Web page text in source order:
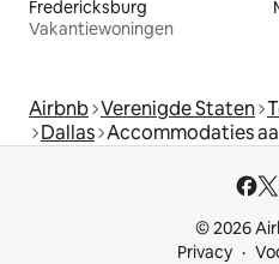
Fredericksburg
Vakantiewoningen
Airbnb Verenigde Staten
Dallas Accommodaties
© 2026
Privacy